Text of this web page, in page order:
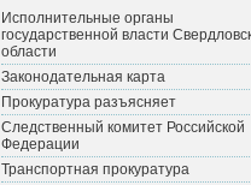
Исполнительные органы
государственной власти
области
Законодательная карта
Прокуратура разъясняет
Следственный комитет Российской
Федерации
Транспортная прокуратура